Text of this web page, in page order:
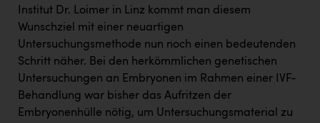
RE/MAX Welcome
Resch&Frisch
RUBBLE MASTER
Ruderclub Wels
SCRI - Salzburg Cancer Research Institute
Institut Dr. Loimer in Linz kommt man diesem
Wunschziel mit einer neuartigen
Untersuchungsmethode nun noch einen bedeutenden
Schritt näher. Bei den herkömmlichen genetischen
Untersuchungen an Embryonen im Rahmen einer IVF-
Behandlung war bisher das Aufritzen der
Embryonenhülle nötig, um Untersuchungsmaterial zu